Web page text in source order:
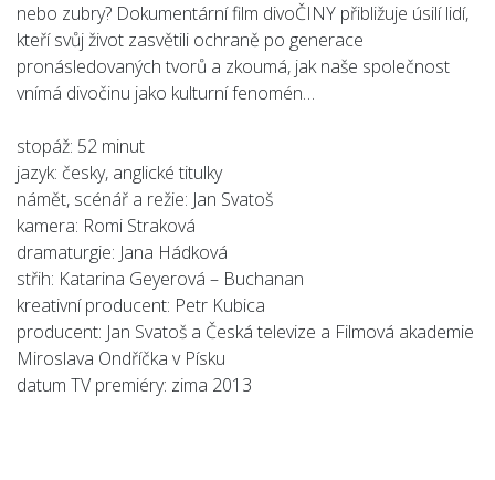
nebo zubry? Dokumentární film divoČINY přibližuje úsilí lidí,
kteří svůj život zasvětili ochraně po generace
pronásledovaných tvorů a zkoumá, jak naše společnost
vnímá divočinu jako kulturní fenomén…
stopáž: 52 minut
jazyk: česky, anglické titulky
námět, scénář a režie: Jan Svatoš
kamera: Romi Straková
dramaturgie: Jana Hádková
střih: Katarina Geyerová – Buchanan
kreativní producent: Petr Kubica
producent: Jan Svatoš a Česká televize a Filmová akademie
Miroslava Ondříčka v Písku
datum TV premiéry: zima 2013